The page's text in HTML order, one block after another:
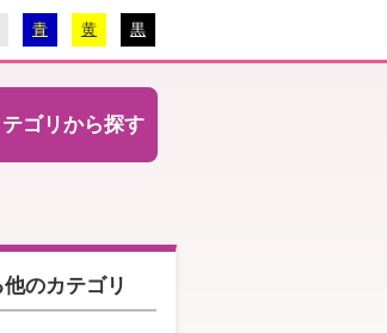
青 黄 黒
テゴリから探す
のカテゴリ